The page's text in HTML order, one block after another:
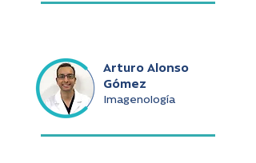
Arturo Alonso
Gómez
Imagenología